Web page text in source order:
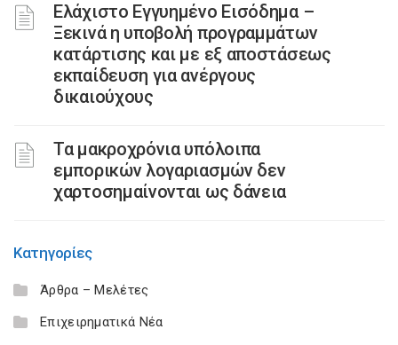
Ελάχιστο Εγγυημένο Εισόδημα –
Ξεκινά η υποβολή προγραμμάτων
κατάρτισης και με εξ αποστάσεως
εκπαίδευση για ανέργους
δικαιούχους
Τα μακροχρόνια υπόλοιπα
εμπορικών λογαριασμών δεν
χαρτοσημαίνονται ως δάνεια
Κατηγορίες
Άρθρα – Μελέτες
Επιχειρηματικά Νέα